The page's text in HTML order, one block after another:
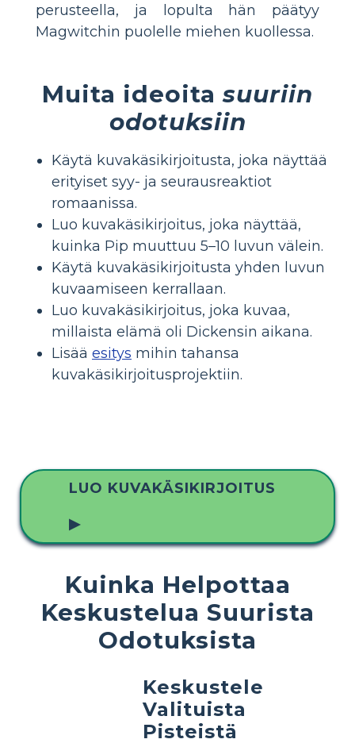
perusteella, ja lopulta hän päätyy
Magwitchin puolelle miehen kuollessa.
Muita ideoitasuuriin
odotuksiin
Käytä kuvakäsikirjoitusta, joka näyttää
erityiset syy- ja seurausreaktiot
romaanissa.
Luo kuvakäsikirjoitus, joka näyttää,
kuinka Pip muuttuu 5–10 luvun välein.
Käytä kuvakäsikirjoitusta yhden luvun
kuvaamiseen kerrallaan.
Luo kuvakäsikirjoitus, joka kuvaa,
millaista elämä oli Dickensin aikana.
Lisää esitys mihin tahansa
kuvakäsikirjoitusprojektiin.
LUO KUVAKÄSIKIRJOITUS
▶
Kuinka Helpottaa
Keskustelua Suurista
Odotuksista
Keskustele
Valituista
Pisteistä